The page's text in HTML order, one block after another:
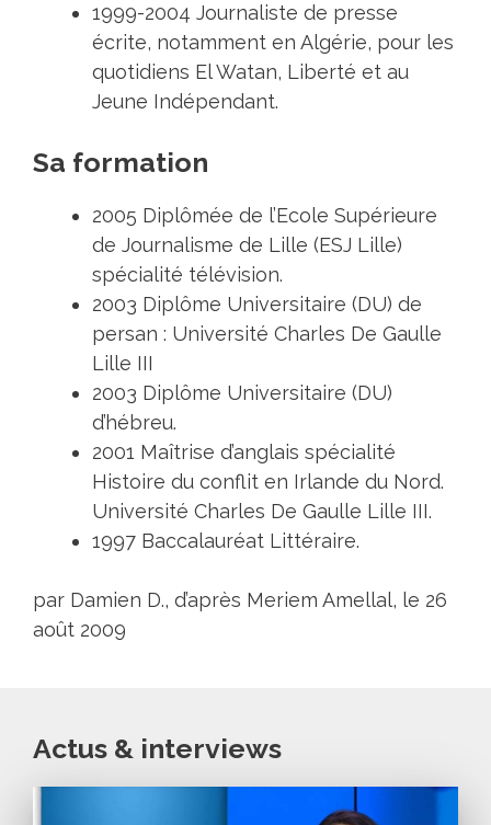
1999-2004 Journaliste de presse
écrite, notamment en Algérie, pour les
quotidiens El Watan, Liberté et au
Jeune Indépendant.
Sa formation
2005 Diplômée de l’Ecole Supérieure
de Journalisme de Lille (ESJ Lille)
spécialité télévision.
2003 Diplôme Universitaire (DU) de
persan : Université Charles De Gaulle
Lille III
2003 Diplôme Universitaire (DU)
d’hébreu.
2001 Maîtrise d’anglais spécialité
Histoire du conflit en Irlande du Nord.
Université Charles De Gaulle Lille III.
1997 Baccalauréat Littéraire.
par Damien D., d’après Meriem Amellal, le 26
août 2009
Actus & interviews